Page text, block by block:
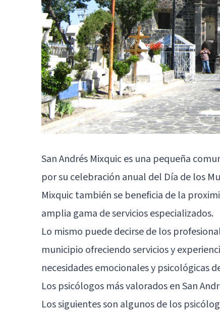
San Andrés Mixquic es una pequeña
por su celebración anual del Día de los
Mixquic también se beneficia de la
amplia gama de servicios especializados.
Lo mismo puede decirse de los
municipio ofreciendo servicios y
necesidades emocionales y psicológicas
Los psicólogos más valorados en San
Los siguientes son algunos de los